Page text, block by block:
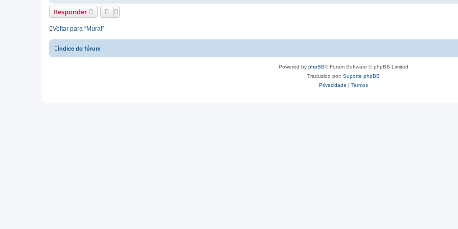
Responder
Voltar para “Mural”
Índice do fórum
Powered by phpBB® Forum Software © phpBB Limited
Traduzido por: Suporte phpBB
Privacidade | Termos